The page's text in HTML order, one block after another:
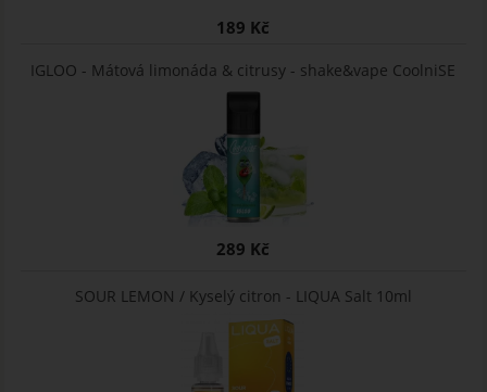
189 Kč
IGLOO - Mátová limonáda & citrusy - shake&vape CoolniSE
289 Kč
SOUR LEMON / Kyselý citron - LIQUA Salt 10ml